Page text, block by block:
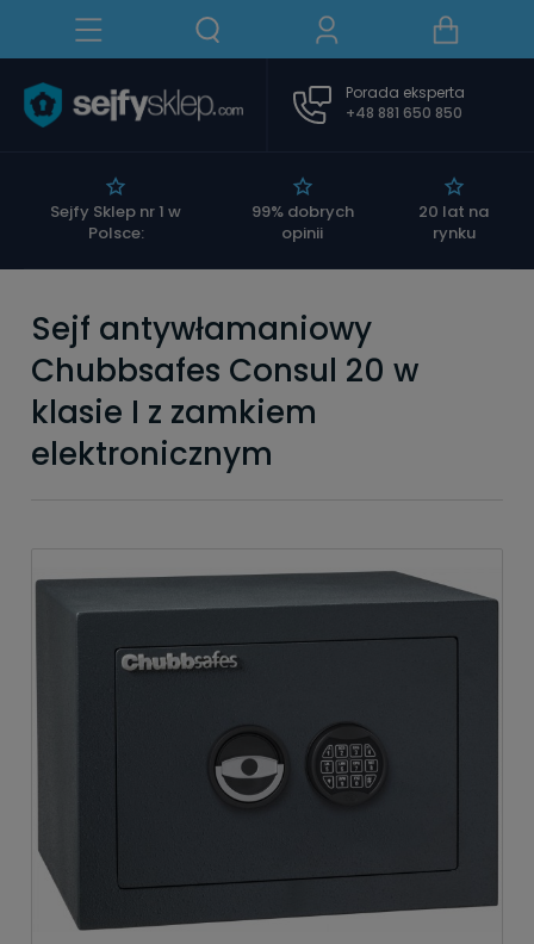
Sejfy Sklep nr 1 w
Polsce:
99% dobrych
opinii
20 lat na
rynku
Porada eksperta
+48 881 650 850
Sejf antywłamaniowy
Chubbsafes Consul 20 w
klasie I z zamkiem
elektronicznym